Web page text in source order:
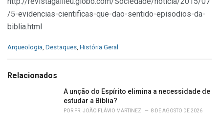
/5-evidencias-cientificas-que-dao-sentido-episodios-da-
biblia.html
C
e
Arqueologia, Destaques, História Geral
Relacionados
A unção do Espírito elimina a necessidade de
estudar a Bíblia?
POR PR. JOÃO FLÁVIO MARTINEZ 8 DE AGOSTO DE 2026